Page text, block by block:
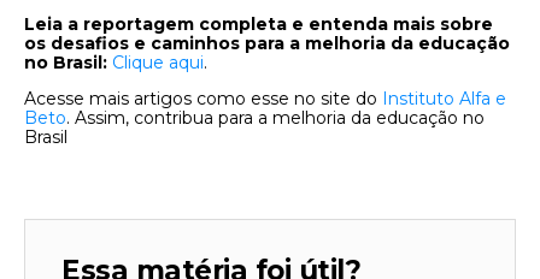
Leia a reportagem completa e entenda mais sobre
os desafios e caminhos para a melhoria da educação
no Brasil: Clique aqui.
Acesse mais artigos como esse no site do Instituto Alfa e
Beto. Assim, contribua para a melhoria da educação no
Brasil
Essa matéria foi útil?